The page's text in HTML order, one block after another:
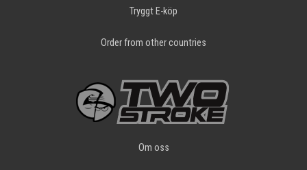
Tryggt E-köp
Order from other countries
Om oss